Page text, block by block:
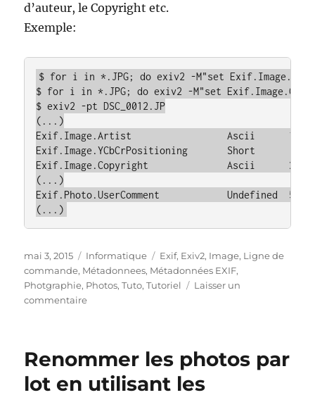
d’auteur, le Copyright etc.
Exemple:
$ for i in *.JPG; do exiv2 -M"set Exif.Image.Artist
$ for i in *.JPG; do exiv2 -M"set
$ exiv2 -pt DSC_0012.JP
(...)
Exif.Image.Artist                 Ascii      18
Exif.Image.YCbCrPositioning       Short       1
Exif.Image.Copyright              Ascii      26
(...)
Exif.Photo.UserComment            Undefined
(...)
Publié
le
mai 3, 2015 Catégories
Informatique Étiquettes
Exif, Exiv2, Image, Ligne de
commande, Métadonnees, Métadonnées EXIF,
Photgraphie, Photos,Tuto,Tutoriel
Laisser un
commentairesur
EXIF
ses
Renommer les photos par
lot en utilisant les